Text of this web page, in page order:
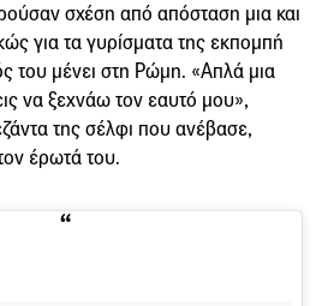
σχέση από απόσταση μια και
για τα γυρίσματα της εκπομπή
του μένει στη Ρώμη. «Απλά μια
να ξεχνάω τον εαυτό μου»,
της σέλφι που ανέβασε,
έρωτά του.